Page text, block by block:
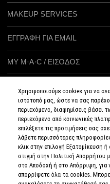
MAKEUP SERVICES
ΕΓΓΡΑΦΗ ΓΙΑ EMAIL
ΜΥ M·A·C / ΕΙΣΟΔΟΣ
Χρησιμοποιούμε cookies για να
ιστότοπό μας, ώστε να σας
περιεχόμενο, διαφημίσεις βάσει
περιεχόμενο από κοινωνικές
επιλέξετε τις προτιμήσεις σας
λάβετε περισσότερες
κλικ στην επιλογή Εξατομίκευση
στιγμή στην Πολιτική Απορρήτου
στο Αποδοχή ή στο Απόρριψη, για
απορρίψετε όλα τα cookies.